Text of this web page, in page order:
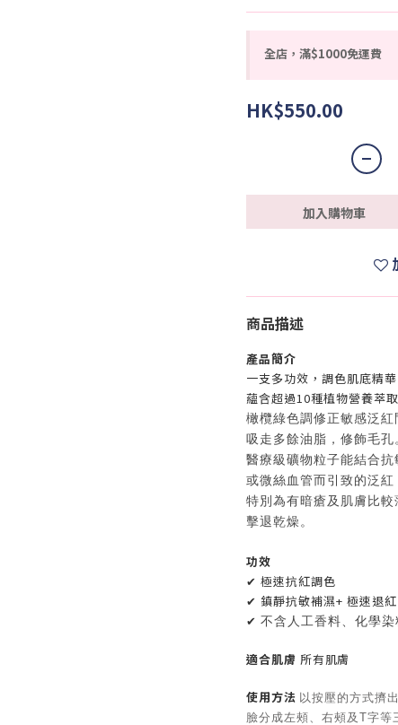
全店，滿$1000免運費
HK$550.00
加入購物車
商品描述
產品簡介
一支多功效，調色肌底精
蘊含超過10種植物營養萃
橄欖綠色調修正敏感泛紅
吸走多餘油脂，修飾毛孔
醫療級礦物粒子能結合
或微絲血管而引致的泛紅
特別為有暗瘡及肌膚比
擊退乾燥。
功效
✔ 極速抗紅調色
✔ 鎮靜抗敏補濕+ 極速退紅
✔ 不含人工香料、化學染
適合肌膚 所有肌膚
使用方法 以按壓的方式擠
臉分成左頰、右頰及T字等